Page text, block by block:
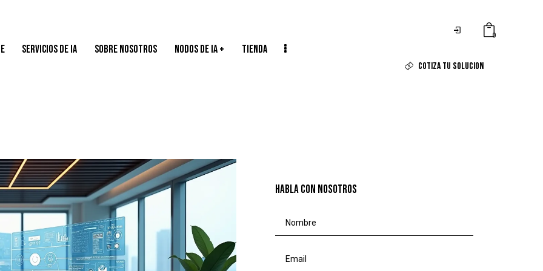
SERVICIOS DE IA SOBRE NOSOTROS NODOS DE IA + TIENDA
0
COTIZA TU SOLUCION
HABLA CON NOSOTROS